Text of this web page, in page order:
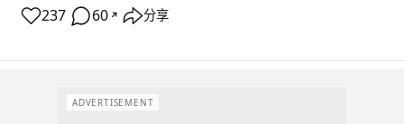
237 60 ↗ 分享
ADVERTISEMENT